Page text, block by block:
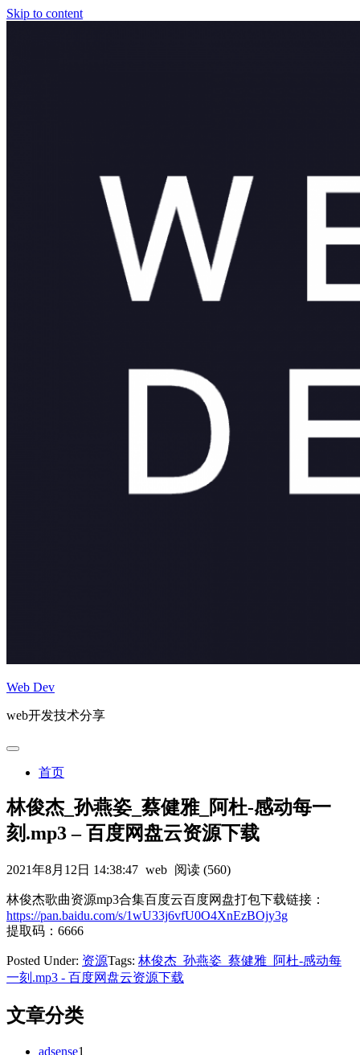
Skip to content
Web Dev
web开发技术分享
首页
林俊杰_孙燕姿_蔡健雅_阿杜-感动每一
刻.mp3 – 百度网盘云资源下载
2021年8月12日 14:38:47 web 阅读 (560)
林俊杰歌曲资源mp3合集百度云百度网盘打包下载链接：
https://pan.baidu.com/s/1wU33j6vfU0O4XnEzBOjy3g
提取码：6666
Posted Under: 资源Tags: 林俊杰_孙燕姿_蔡健雅_阿杜-感动每
一刻.mp3 - 百度网盘云资源下载
文章分类
adsense1